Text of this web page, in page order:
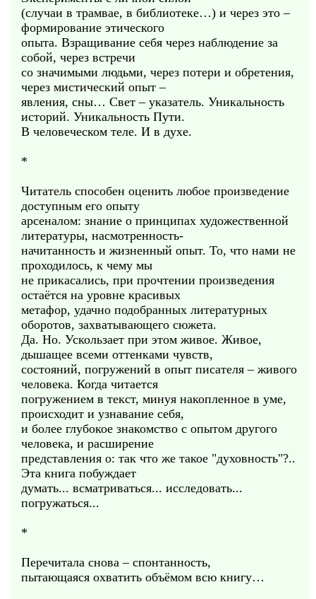
(случаи в трамвае, в библиотеке…) и через это –
формирование этического
опыта. Взращивание себя через наблюдение за
собой, через встречи
со значимыми людьми, через потери и обретения,
через мистический опыт –
явления, сны… Свет – указатель. Уникальность
историй. Уникальность Пути.
В человеческом теле. И в духе.
*
Читатель способен оценить любое произведение
доступным его опыту
арсеналом: знание о принципах художественной
литературы, насмотренность-
начитанность и жизненный опыт. То, что нами не
проходилось, к чему мы
не прикасались, при прочтении произведения
остаётся на уровне красивых
метафор, удачно подобранных литературных
оборотов, захватывающего сюжета.
Да. Но. Ускользает при этом живое. Живое,
дышащее всеми оттенками чувств,
состояний, погружений в опыт писателя – живого
человека. Когда читается
погружением в текст, минуя накопленное в уме,
происходит и узнавание себя,
и более глубокое знакомство с опытом другого
человека, и расширение
представления о: так что же такое "духовность"?..
Эта книга побуждает
думать... всматриваться... исследовать...
погружаться...
*
Перечитала снова – спонтанность,
пытающаяся охватить объёмом всю книгу…